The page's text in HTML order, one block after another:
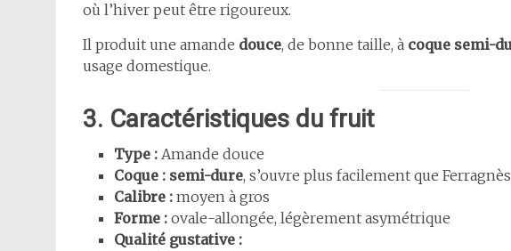
où l’hiver peut être rigoureux.
Il produit une amande douce, de bonne taille, à coque semi-
usage domestique.
3. Caractéristiques du fruit
Type : Amande douce
Coque : semi-dure, s’ouvre plus facilement que
Calibre : moyen à gros
Forme : ovale-allongée, légèrement asymétrique
Qualité gustative :